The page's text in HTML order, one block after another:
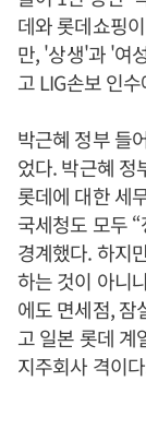
데와 롯데쇼핑
만, '상생'과 '여
고 LIG손보 인
박근혜 정부 들
었다. 박근혜 정
롯데에 대한 세
국세청도 모두
경계했다. 하지
하는 것이 아니
에도 면세점, 잠
고 일본 롯데 계
지주회사 격이